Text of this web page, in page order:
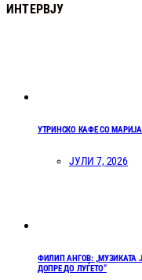
ИНТЕРВЈУ
УТРИНСКО КАФЕ СО
ЈУЛИ 7, 2026
ФИЛИП АНГОВ: „МУЗИКАТА
ДОПРЕ ДО ЛУЃЕТО“